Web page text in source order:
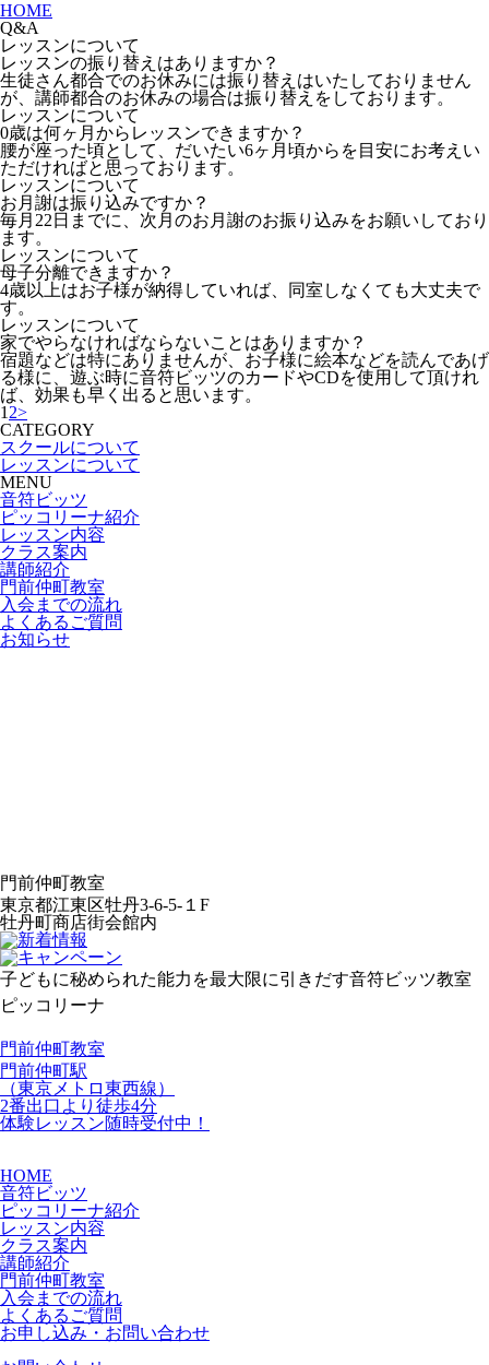
HOME
Q&A
レッスンについて
レッスンの振り替えはありますか？
生徒さん都合でのお休みには振り替えはいたしておりません
が、講師都合のお休みの場合は振り替えをしております。
レッスンについて
0歳は何ヶ月からレッスンできますか？
腰が座った頃として、だいたい6ヶ月頃からを目安にお考えい
ただければと思っております。
レッスンについて
お月謝は振り込みですか？
毎月22日までに、次月のお月謝のお振り込みをお願いしており
ます。
レッスンについて
母子分離できますか？
4歳以上はお子様が納得していれば、同室しなくても大丈夫で
す。
レッスンについて
家でやらなければならないことはありますか？
宿題などは特にありませんが、お子様に絵本などを読んであげ
る様に、遊ぶ時に音符ビッツのカードやCDを使用して頂けれ
ば、効果も早く出ると思います。
1 2>
CATEGORY
スクールについて
レッスンについて
MENU
音符ビッツ
ピッコリーナ紹介
レッスン内容
クラス案内
講師紹介
門前仲町教室
入会までの流れ
よくあるご質問
お知らせ
門前仲町教室
東京都江東区牡丹3-6-5-１F
牡丹町商店街会館内
子どもに秘められた能力を最大限に引きだす音符ビッツ教室
ピッコリーナ
門前仲町教室
門前仲町駅
（東京メトロ東西線）
2番出口より徒歩4分
体験レッスン随時受付中！
HOME
音符ビッツ
ピッコリーナ紹介
レッスン内容
クラス案内
講師紹介
門前仲町教室
入会までの流れ
よくあるご質問
お申し込み・お問い合わせ